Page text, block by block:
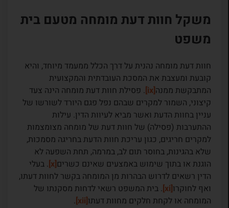
משקל חוות דעת מומחה מטעם בית
משפט
חוות דעת מומחה נהנית על דרך הכלל ממעמד מיוחד, והיא
קובעת ומעצבת את המסכת העובדתית והמקצועית
המתבקשת ממנה[ix]
. פסילת חוות דעת מומחה הינה צעד
קיצוני, השמור למקרים שבהם נפל פגם היורד לשורשו של
עניין בחוות הדעת ואשר מביא לעיוות הדין. עילות
ההתערבות (פסילה) של חוות דעת של מומחה מצומצמות
למקרים חריגים, כגון עריכת חוות הדעת בחריגה מסמכות,
שלא בהגינות, בחוסר תום לב, במרמה, תחת השפעה לא
הוגנת או בתוך שימוש באמצעים שאינם כשרים[x] . בעלי
הדין רשאים לדרוש הבהרות מן המומחה בקשר לחוות דעתו,
ואף לחוקרו[xi]
. בית המשפט רשאי לדחות מסקנתו של
המומחה או לקחת חלקים מחוות דעתו[xii]
.